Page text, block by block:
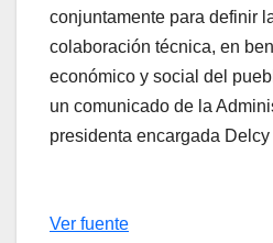
conjuntamente para definir
colaboración técnica, en
económico y social del
un comunicado de la
presidenta encargada
Ver fuente